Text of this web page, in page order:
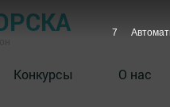
Конкурсы О нас
6